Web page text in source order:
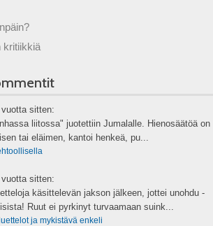
kritiikkiä
vuotta sitten:
liitossa" juotettiin Jumalalle. Hienosäätöä on
tai eläimen, kantoi henkeä, pu...
sitten:
käsittelevän jakson jälkeen, jottei unohdu -
Ruut ei pyrkinyt turvaamaan suink...
ja mykistävä enkeli